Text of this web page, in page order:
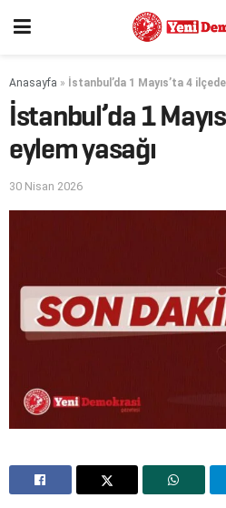
Anasayfa » İstanbul’da 1 Mayıs’ta 4
İstanbul’da 1
eylem yasağı
30 Nisan 2026